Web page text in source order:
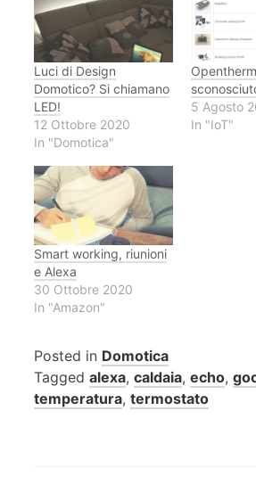
Luci di Design
Domotico? Si chiamano
LED!
12 Ottobre 2020
In "Domotica"
5 Agosto
In "IoT"
Smart working, riunioni
e Alexa
30 Ottobre 2020
In "Amazon"
Posted in Domotica
Tagged alexa, caldaia, echo,
temperatura, termostato